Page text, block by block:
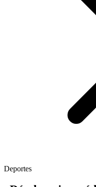
Deportes